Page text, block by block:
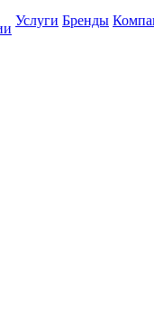
Услуги Бренды